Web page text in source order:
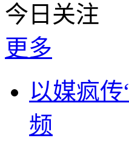
今日关注
更多
以媒疯
频